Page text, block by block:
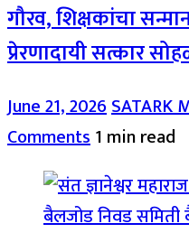
गौरव, शिक्षकांचा
प्रेरणादायी सत्कार
June 21, 2026SATARK
Comments1 min read